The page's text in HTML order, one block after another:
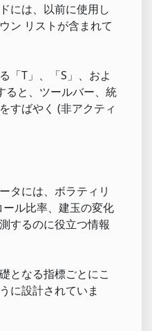
には、以前に使用し
ン リストが含まれて
「T」、「S」、およ
ると、ツールバー、統
すばやく (非アクティ
タには、ボラティリ
ル比率、建玉の変化
するのに役立つ情報
となる指標ごとにこ
に設計されていま